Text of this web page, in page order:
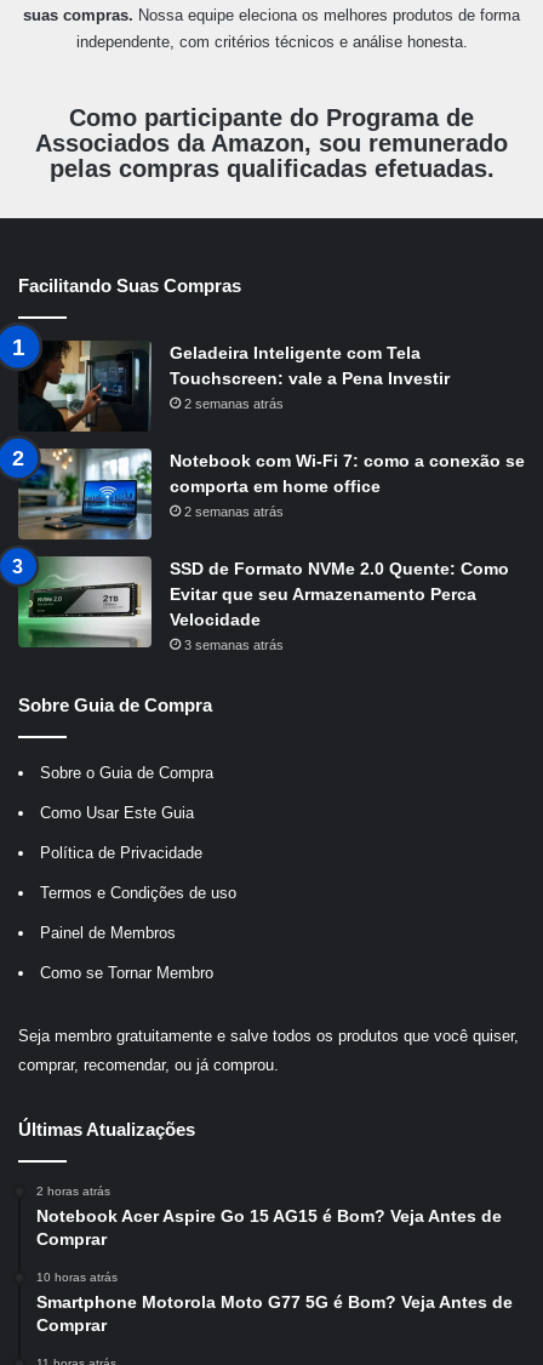
suas compras. Nossa equipe eleciona os melhores produtos de forma
independente, com critérios técnicos e análise honesta.
Como participante do Programa de
Associados da Amazon, sou remunerado
pelas compras qualificadas efetuadas.
Facilitando Suas Compras
Geladeira Inteligente com Tela
Touchscreen: vale a Pena Investir
2 semanas atrás
Notebook com Wi-Fi 7: como a conexão se
comporta em home office
2 semanas atrás
SSD de Formato NVMe 2.0 Quente: Como
Evitar que seu Armazenamento Perca
Velocidade
3 semanas atrás
Sobre Guia de Compra
Sobre o Guia de Compra
Como Usar Este Guia
Política de Privacidade
Termos e Condições de uso
Painel de Membros
Como se Tornar Membro
Seja membro gratuitamente e salve todos os produtos que você quiser,
comprar, recomendar, ou já comprou.
Últimas Atualizações
2 horas atrás
Notebook Acer Aspire Go 15 AG15 é Bom? Veja Antes de
Comprar
10 horas atrás
Smartphone Motorola Moto G77 5G é Bom? Veja Antes de
Comprar